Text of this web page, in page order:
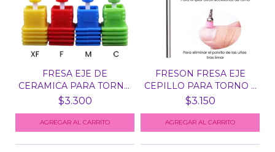
FRESA EJE DE
CERAMICA PARA TORNO
N° 6 -...
$3.300
AGREGAR AL CARRITO
FRESON FRESA EJE
CEPILLO PARA TORNO X
UN...
$3.150